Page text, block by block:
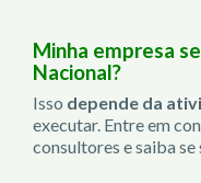
Minha empresa
Nacional?
Isso depende da
executar. Entre em
consultores e saiba se